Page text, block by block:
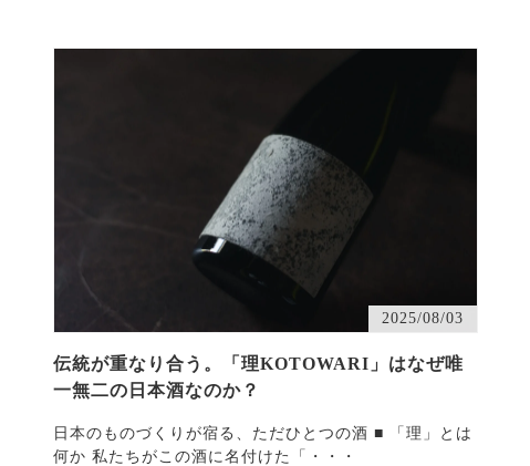
2025/08/03
伝統が重なり合う。「理KOTOWARI」はなぜ唯
一無二の日本酒なのか？
日本のものづくりが宿る、ただひとつの酒 ■ 「理」とは
何か 私たちがこの酒に名付けた「・・・